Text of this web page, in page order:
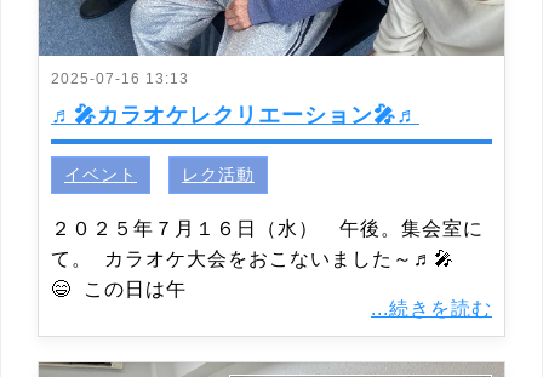
2025-07-16 13:13
♬🎤カラオケレクリエーション🎤♬
イベント レク活動
２０２５年７月１６日（水） 午後。集会室に
て。 カラオケ大会をおこないました～♬🎤
😄 この日は午
...続きを読む